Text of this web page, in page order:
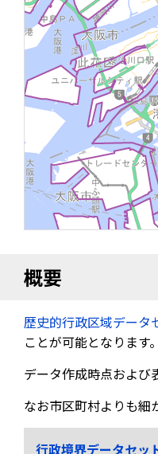
概要
歴史的行政区域データ
ことが可能となります。
データ作成時点および
なお市区町村よりも細
行政境界データセッ